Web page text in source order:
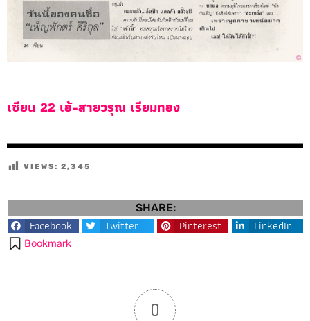
เซียน 22 เอ้-สายวรุณ เรียมทอง
VIEWS: 2,345
SHARE:
Facebook Twitter Pinterest LinkedIn
Bookmark
0